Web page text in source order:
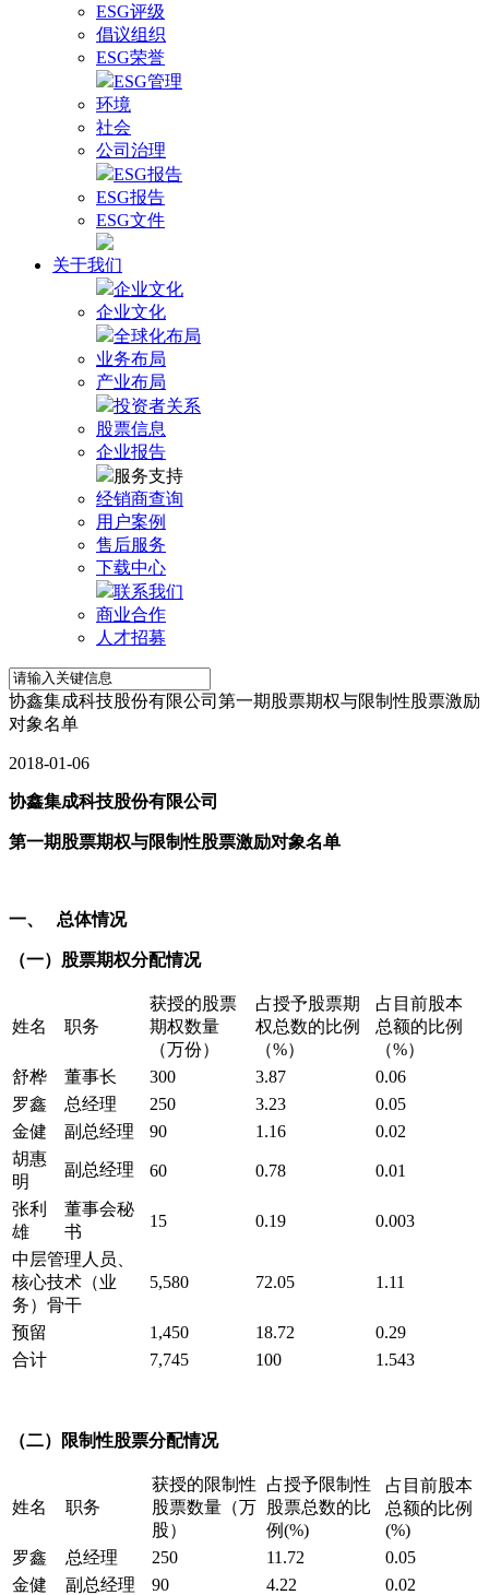
ESG评级
倡议组织
ESG荣誉
ESG管理
环境
社会
公司治理
ESG报告
ESG报告
ESG文件
关于我们
企业文化
企业文化
全球化布局
业务布局
产业布局
投资者关系
股票信息
企业报告
服务支持
经销商查询
用户案例
售后服务
下载中心
联系我们
商业合作
人才招募
协鑫集成科技股份有限公司第一期股票期权与限制性股票激励
对象名单
2018-01-06
协鑫集成科技股份有限公司
第一期股票期权与限制性股票激励对象名单
一、 总体情况
（一） 股票期权分配情况
姓名 职务
获授的股票
期权数量
（万份）
占授予股票期
权总数的比例
（%）
占目前股本
总额的比例
（%）
舒桦
董事长 300 3.87
0.06
罗鑫
总经理 250 3.23
0.05
金健
副总经理 90 1.16
0.02
胡惠
明
副总经理 60 0.78 0.01
张利
雄
董事会秘
书
15 0.19 0.003
中层管理人员、
核心技术（业
务）骨干
5,580 72.05 1.11
预留 1,450 18.72
0.29
合计
7,745 100 1.543
（二） 限制性股票分配情况
姓名 职务
获授的限制性
股票数量（万
股）
占授予限制性
股票总数的比
例(%)
占目前股本
总额的比例
(%)
罗鑫
总经理 250 11.72
0.05
金健
副总经理 90 4.22
0.02